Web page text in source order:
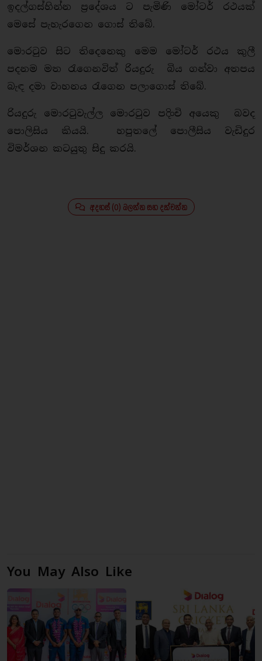
ඉදල්ගස්හින්න ප්‍රදේශය ට පැමිණි මෝටර් රථයක්
මෙසේ පැහැරගෙන ගොස් තිබේ.
මොරටුව සිට තිදෙනෙකු මෙම මෝටර් රථය කුලී
පදනම මත රැගෙනවිත් රියදුරු බිය ගන්වා අතපය
බැඳ දමා වාහනය රැගෙන පලාගොස් තිබේ.
රියදුරු මොරටුවැල්ල මොරටුව පදිංචි අයෙකු බවද
පොලිසිය කියයි. හපුතලේ පොලීසිය වැඩිදුර
විමර්ශන කටයුතු සිදු කරයි.
අදහස් (0) බලන්න සහ දක්වන්න
You May Also Like